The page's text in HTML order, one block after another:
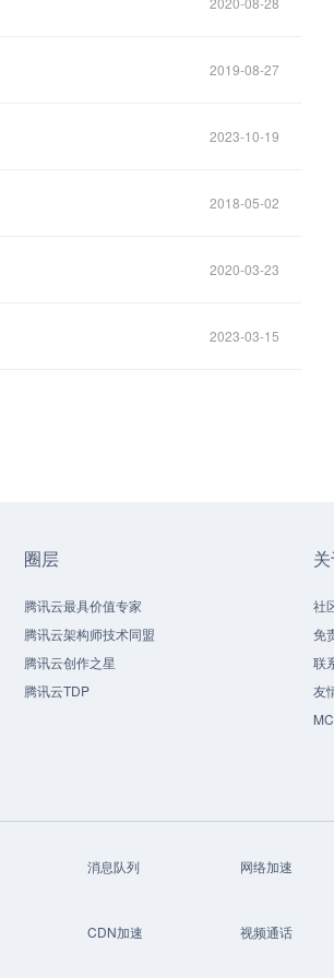
2019-08-27
2023-10-19
2018-05-02
2020-03-23
2023-03-15
圈层
腾讯云最具价值专家
腾讯云架构师技术同盟
腾讯云创作之星
腾讯云TDP
社
免
联
友
消息队列
网络加速
CDN加速
视频通话